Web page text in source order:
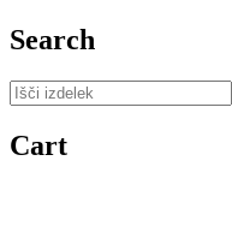
Search
Cart